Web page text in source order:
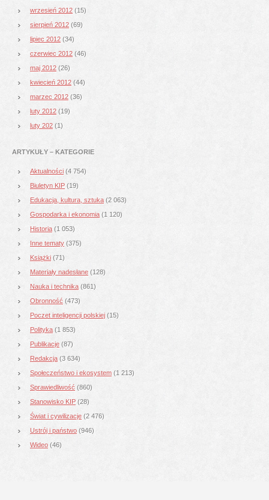
wrzesień 2012 (15)
sierpień 2012 (69)
lipiec 2012 (34)
czerwiec 2012 (46)
maj 2012 (26)
kwiecień 2012 (44)
marzec 2012 (36)
luty 2012 (19)
luty 202 (1)
ARTYKUŁY – KATEGORIE
Aktualności (4 754)
Biuletyn KIP (19)
Edukacja, kultura, sztuka (2 063)
Gospodarka i ekonomia (1 120)
Historia (1 053)
Inne tematy (375)
Książki (71)
Materiały nadesłane (128)
Nauka i technika (861)
Obronność (473)
Poczet inteligencji polskiej (15)
Polityka (1 853)
Publikacje (87)
Redakcja (3 634)
Społeczeństwo i ekosystem (1 213)
Sprawiedliwość (860)
Stanowisko KIP (28)
Świat i cywilizacje (2 476)
Ustrój i państwo (946)
Wideo (46)